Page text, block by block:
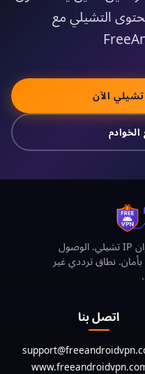
التشيلي مع
VPN مجاني لتشيلي مع عنوان IP تشيلي. الوصول
إلى TVN وCanal 13 وMega بأمان. نطاق ترددي غير
اتصل بنا